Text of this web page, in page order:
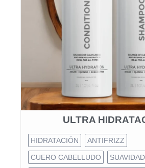
ULTRA
HIDRATACIÓN ANTIFRIZZ
CUERO CABELLUDO SUAVIDAD